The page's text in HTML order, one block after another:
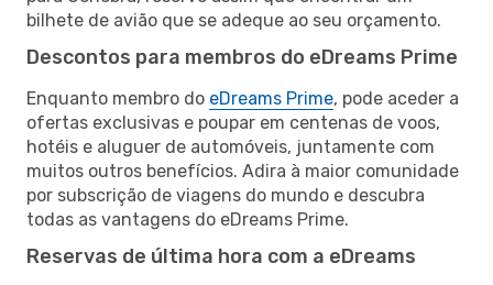
bilhete de avião que se adeque ao seu orçamento.
Descontos para membros do eDreams Prime
Enquanto membro do eDreams Prime, pode aceder a
ofertas exclusivas e poupar em centenas de voos,
hotéis e aluguer de automóveis, juntamente com
muitos outros benefícios. Adira à maior comunidade
por subscrição de viagens do mundo e descubra
todas as vantagens do eDreams Prime.
Reservas de última hora com a eDreams